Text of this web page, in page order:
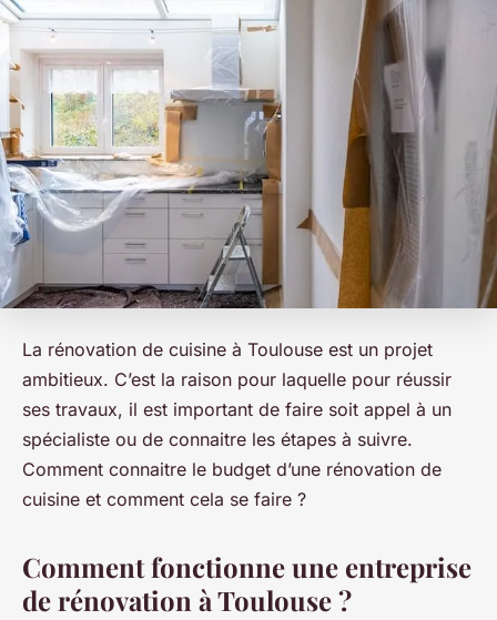
La rénovation de cuisine à Toulouse est un projet
ambitieux. C’est la raison pour laquelle pour réussir
ses travaux, il est important de faire soit appel à un
spécialiste ou de connaitre les étapes à suivre.
Comment connaitre le budget d’une rénovation de
cuisine et comment cela se faire ?
Comment fonctionne une entreprise
de rénovation à Toulouse ?